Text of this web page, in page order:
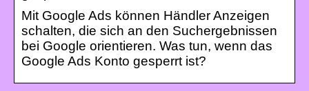
Mit Google Ads können Händler Anzeigen
schalten, die sich an den Suchergebnissen
bei Google orientieren. Was tun, wenn das
Google Ads Konto gesperrt ist?